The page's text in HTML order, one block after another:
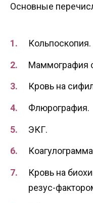
Основные
Кольпоскопия.
Маммография
Кровь на
Флюрография.
ЭКГ.
Кровь на
резус-